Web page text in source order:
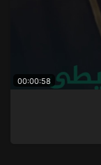
00:00:58